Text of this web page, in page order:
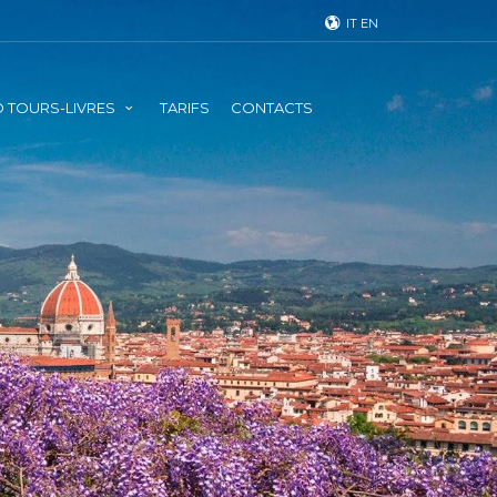
IT EN
TOURS-LIVRES TARIFS CONTACTS